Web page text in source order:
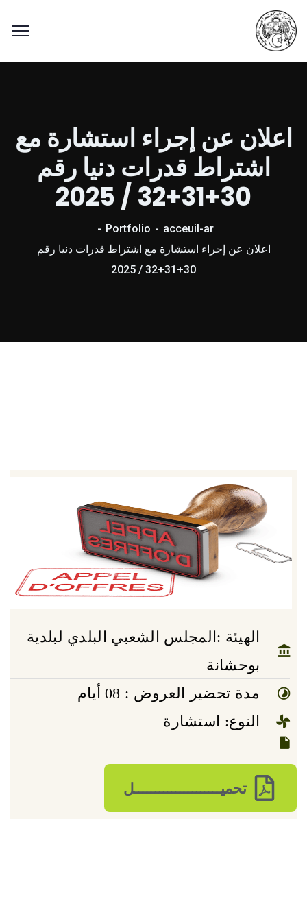
اعلان عن إجراء استشارة مع
اشتراط قدرات دنيا رقم
30+31+32 / 2025
acceuil-ar
Portfolio
اعلان عن إجراء استشارة مع اشتراط قدرات دنيا رقم
30+31+32 / 2025
الهيئة :المجلس الشعبي البلدي لبلدية
بوحشانة
مدة تحضير العروض : 08 أيام
النوع: استشارة
تحميـــــــــــــــــــــل